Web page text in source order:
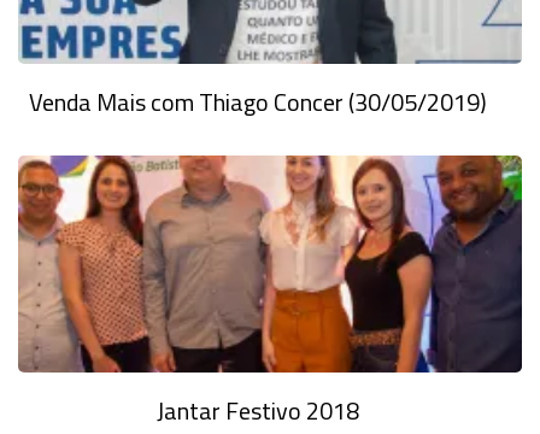
Venda Mais com Thiago Concer (30/05/2019)
Jantar Festivo 2018